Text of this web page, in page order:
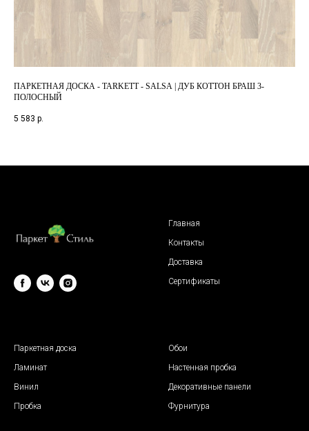
ПАРКЕТНАЯ ДОСКА - TARKETT - SALSA | ДУБ КОТТОН БРАШ 3-
ПОЛОСНЫЙ
5 583 р.
Главная
Контакты
Доставка
Сертификаты
Паркетная доска
Ламинат
Винил
Пробка
Обои
Настенная пробка
Декоративные панели
Фурнитура